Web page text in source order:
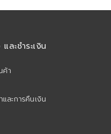
ละชำระเงิน
ค้า
ละการคืนเงิน